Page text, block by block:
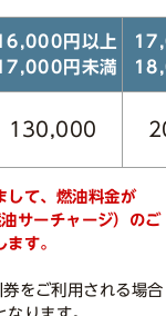
円以上
円未満
130,000
て、燃油料金が
サーチャージ）のご
す。
をご利用される場合